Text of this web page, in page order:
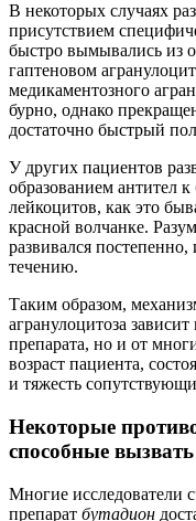
В некоторых случаях
присутствием
быстро вымывались из
гаптеновом
медикаментозного
бурно, однако
достаточно быстрый
У других пациентов
образованием антител
лейкоцитов, как это
красной волчанке.
развивался
течению.
Таким образом,
агранулоцитоза
препарата, но и от
возраст пациента,
и тяжесть
Некоторые
способные
Многие исследователи
препарат бутадион